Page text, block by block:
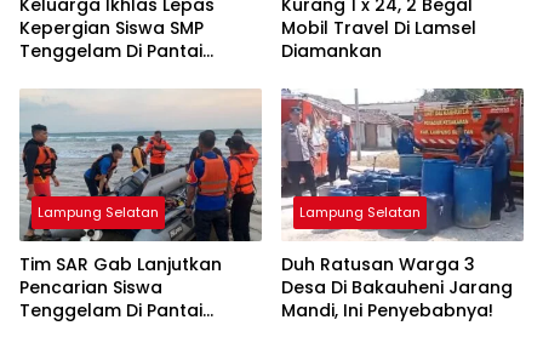
Keluarga Ikhlas Lepas
Kepergian Siswa SMP
Tenggelam Di Pantai
Kurang 1 x 24, 2 Begal
Mobil Travel Di Lamsel
Diamankan
Lampung Selatan
Tim SAR Gab Lanjutkan
Pencarian Siswa
Tenggelam Di Pantai
Lampung Selatan
Duh Ratusan Warga 3
Desa Di Bakauheni Jarang
Mandi, Ini Penyebabnya!